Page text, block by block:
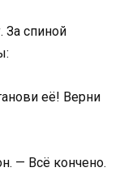
За спиной
её! Верни
— Всё кончено.